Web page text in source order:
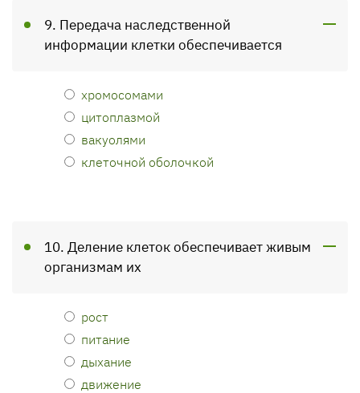
9. Передача наследственной
информации клетки обеспечивается
хромосомами
цитоплазмой
вакуолями
клеточной оболочкой
10. Деление клеток обеспечивает живым
организмам их
рост
питание
дыхание
движение